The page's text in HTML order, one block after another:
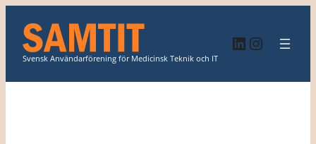
innehåll
Svensk Användarförening för Medicinsk Teknik och IT
LinkedIn